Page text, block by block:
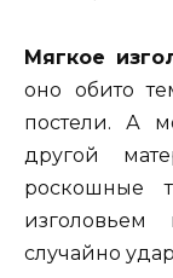
Мягкое
оно обито
постели. А
другой
роскошные
изголовьем
случайно